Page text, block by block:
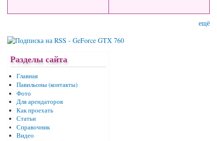
ещё
Разделы сайта
Главная
Павильоны (контакты)
Фото
Для арендаторов
Как проехать
Статьи
Справочник
Видео